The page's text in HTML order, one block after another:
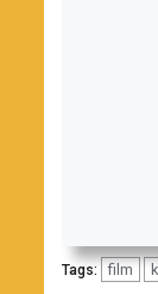
Tags: film